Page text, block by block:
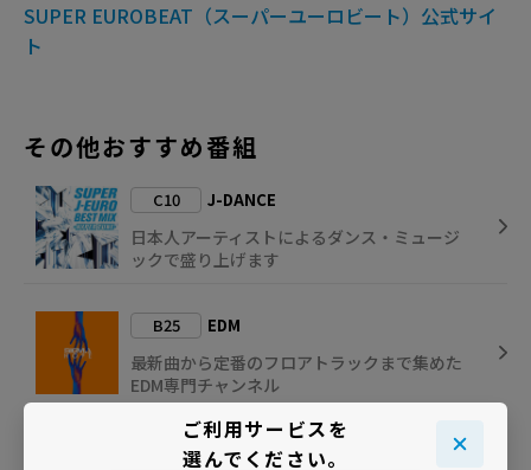
SUPER EUROBEAT（スーパーユーロビート）公式サイ
ト
その他おすすめ番組
C10 J-DANCE
日本人アーティストによるダンス・ミュージ
ックで盛り上げます
B25 EDM
最新曲から定番のフロアトラックまで集めた
EDM専門チャンネル
TRANCE ～CLUB MIX～
ご利用サービスを
選んでください。